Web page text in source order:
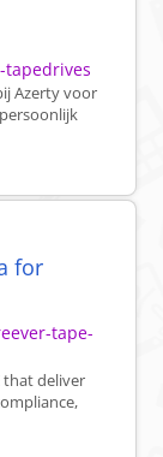
Azerty voor
for
tape-
that deliver